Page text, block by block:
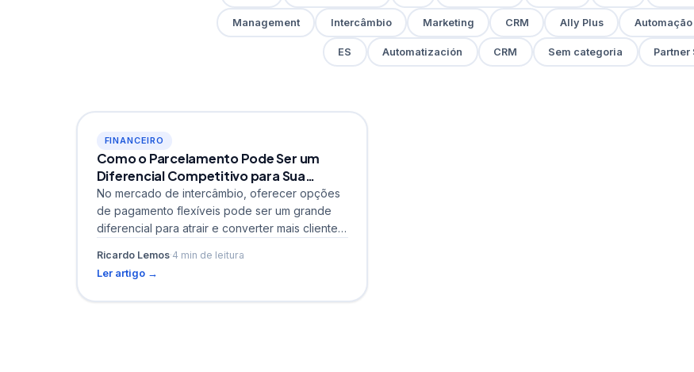
Management Intercâmbio Marketing CRM Ally Plus Automação
ES Automatización CRM Sem categoria Partner
FINANCEIRO
Como o Parcelamento Pode Ser um
Diferencial Competitivo para Sua
Agência de Intercâmbio
No mercado de intercâmbio, oferecer opções
de pagamento flexíveis pode ser um grande
diferencial para atrair e converter mais clientes.
Ricardo Lemos·4 min de leitura
Ler artigo →